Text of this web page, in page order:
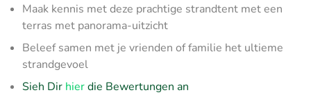
Maak kennis met deze prachtige strandtent met een
terras met panorama-uitzicht
Beleef samen met je vrienden of familie het ultieme
strandgevoel
Sieh Dir hierdie Bewertungen an